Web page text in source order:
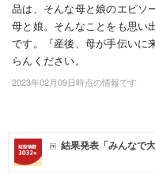
病院
美容・ファッション
お仕事
マネー
品は、そんな母と娘のエピソ
母と娘。そんなことをも思い
です。『産後、母が手伝いに
らんください。
2023年02月09日時点の情報です
結果発表「みんなで